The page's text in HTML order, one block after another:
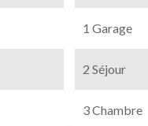
1 Garage
2 Séjour
3 Chambre